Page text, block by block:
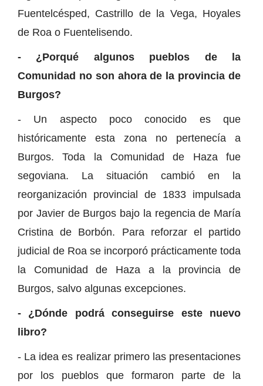
Fuentelcésped, Castrillo de la Vega, Hoyales
de Roa o Fuentelisendo.
- ¿Porqué algunos pueblos de la
Comunidad no son ahora de la provincia de
Burgos?
- Un aspecto poco conocido es que
históricamente esta zona no pertenecía a
Burgos. Toda la Comunidad de Haza fue
segoviana. La situación cambió en la
reorganización provincial de 1833 impulsada
por Javier de Burgos bajo la regencia de María
Cristina de Borbón. Para reforzar el partido
judicial de Roa se incorporó prácticamente toda
la Comunidad de Haza a la provincia de
Burgos, salvo algunas excepciones.
- ¿Dónde podrá conseguirse este nuevo
libro?
- La idea es realizar primero las presentaciones
por los pueblos que formaron parte de la